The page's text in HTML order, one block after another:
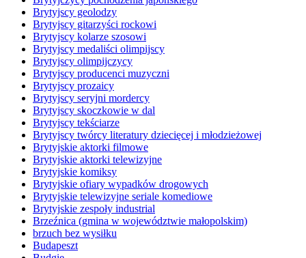
Brytyjscy geolodzy
Brytyjscy gitarzyści rockowi
Brytyjscy kolarze szosowi
Brytyjscy medaliści olimpijscy
Brytyjscy olimpijczycy
Brytyjscy producenci muzyczni
Brytyjscy prozaicy
Brytyjscy seryjni mordercy
Brytyjscy skoczkowie w dal
Brytyjscy tekściarze
Brytyjscy twórcy literatury dziecięcej i młodzieżowej
Brytyjskie aktorki filmowe
Brytyjskie aktorki telewizyjne
Brytyjskie komiksy
Brytyjskie ofiary wypadków drogowych
Brytyjskie telewizyjne seriale komediowe
Brytyjskie zespoły industrial
Brzeźnica (gmina w województwie małopolskim)
brzuch bez wysiłku
Budapeszt